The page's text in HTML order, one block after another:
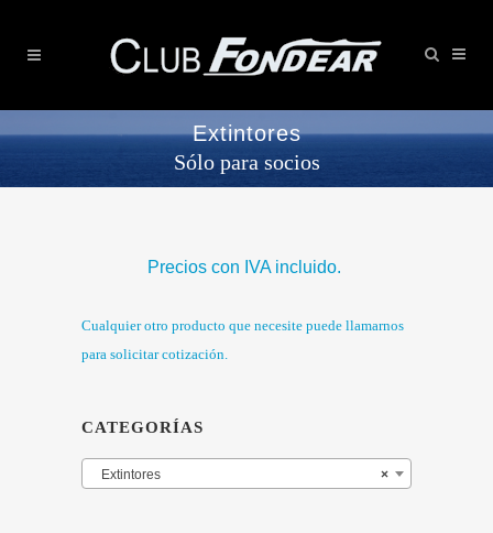
Extintores
Sólo para socios
Precios con IVA incluido.
Cualquier otro producto que necesite puede llamarnos
para solicitar cotización.
CATEGORÍAS
×
Extintores